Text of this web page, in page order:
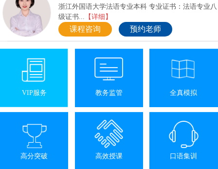
浙江外国语大学法语专业本科 专业证书：法语专业八
级证书...
【详细】
课程咨询 预约老师
VIP服务 教务监管 全真模拟
高分突破 高效授课 口语集训